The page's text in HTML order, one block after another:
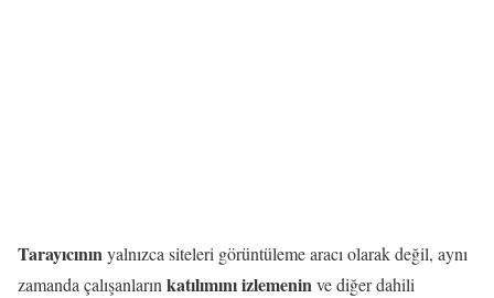
Tarayıcınınyalnızca siteleri görüntüleme aracı olarak değil, aynı
zamanda çalışanların katılımını izlemeninve diğer dahili